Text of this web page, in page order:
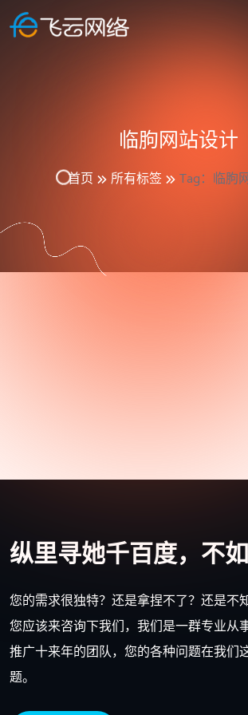
临朐网站设计
首页 所有标签 Tag：临朐
纵里寻她千百度，不
您的需求很独特？还是拿捏不了？还是不
您应该来咨询下我们，我们是一群专业从
推广十来年的团队，您的各种问题在我们
题。